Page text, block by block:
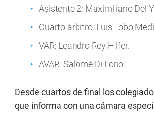
Asistente 2: Maximiliano Del
Cuarto árbitro: Luis Lobo
VAR: Leandro Rey Hilfer.
AVAR: Salomé Di Lorio.
Desde cuartos de final los
que informa con una cámara